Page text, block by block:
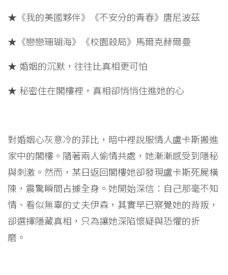
★《我的美國夥伴》《不安分的青春》唐尼波茲
★《戀戀珊瑚海》《校園殺局》馬爾克赫爾曼
★ 婚姻的沉默，往往比真相更可怕
★ 秘密住在閣樓裡，真相卻悄悄住進她的心
對婚姻心灰意冷的菲比，暗中裡說服情人盧卡斯搬進
家中的閣樓。隨著兩人偷情共處，她漸漸感受到隱秘
與刺激。然而，某日返回閣樓她卻發現盧卡斯死屍橫
陳，震驚瞬間占據全身。她開始深信：自己那毫不知
情、看似無辜的丈夫伊森，其實早已察覺她的背叛，
卻選擇隱藏真相，只為讓她深陷懷疑與恐懼的折
磨。